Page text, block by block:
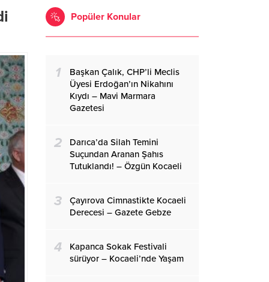
Popüler Konular
1
Başkan Çalık, CHP’li Meclis
Üyesi Erdoğan’ın Nikahını
Kıydı – Mavi Marmara
Gazetesi
2
Darıca’da Silah Temini
Suçundan Aranan Şahıs
Tutuklandı! – Özgün Kocaeli
3
Çayırova Cimnastikte Kocaeli
Derecesi – Gazete Gebze
4
Kapanca Sokak Festivali
sürüyor – Kocaeli’nde Yaşam